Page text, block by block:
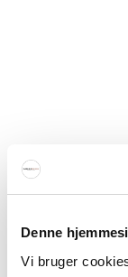
Denne
Vi bruger
Nuura Miira
Nuura
409 EUR